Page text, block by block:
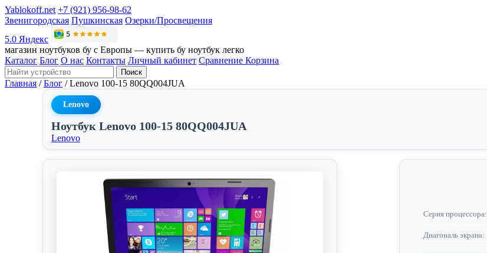
Yablokoff.net +7 (921) 956-98-62
Звенигородская Пушкинская Озерки/Просвещения
5.0 Яндекс
магазин ноутбуков бу с Европы — купить бу ноутбук легко
Каталог Блог О нас Контакты Личный кабинет Сравнение Корзина
Поиск
Главная / Блог / Lenovo 100-15 80QQ004JUA
Lenovo
Ноутбук Lenovo 100-15 80QQ004JUA
Lenovo
Серия процессора:
Диагональ экрана: